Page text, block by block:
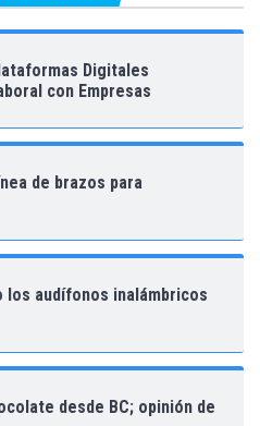
Digitales
con Empresas
de brazos para
los audífonos inalámbricos
desde BC; opinión de